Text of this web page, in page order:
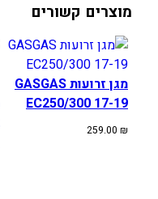
-
R
/
S
E
F
מוצרים קשורים
מגן זרועות GASGAS
EC250/300 17-19
259.00 ₪